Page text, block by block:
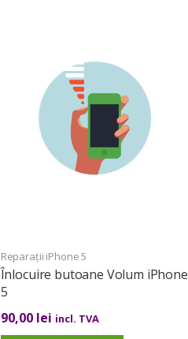
Reparații iPhone 5
Înlocuire butoane Volum iPhone
5
90,00 lei incl. TVA